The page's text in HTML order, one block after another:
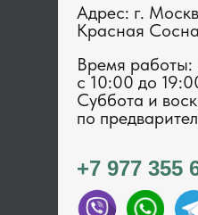
Адрес: г.
Красная
+7 977 355
Время
с 1 0:00 до
Суббота и
по